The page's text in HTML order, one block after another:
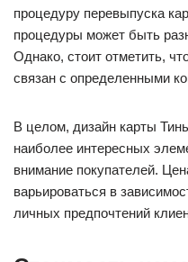
процедуру перевыпуска
процедуры может быть
Однако, стоит отметить,
связан с определенными
В целом, дизайн карты
наиболее интересных
внимание покупателей.
варьироваться в
личных предпочтений